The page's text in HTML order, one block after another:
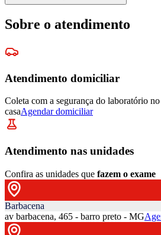
Sobre o atendimento
Atendimento domiciliar
Coleta com a segurança do laboratório
casaAgendar domiciliar
Atendimento nas unidades
Confira as unidades que fazem o exame
Barbacena
av barbacena, 465 - barro preto - MG